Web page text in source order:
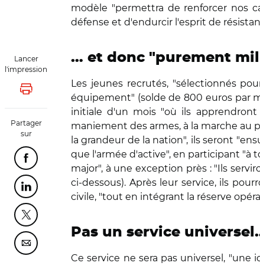
Lancer
l'impression
Lancer l'impression
Partager
sur
Partager cette page sur Facebook
Partager cette page sur Linkedin
Partager cette page sur Twitter
Partager cette page sur Courriel
modèle "permettra de renforcer nos
défense et d'endurcir l'esprit de
… et donc "purement
Les jeunes recrutés, "sélectionnés
équipement" (solde de 800 euros par
initiale d'un mois "où ils
maniement des armes, à la marche au
la grandeur de la nation", ils seront
que l'armée d'active", en participant "à
major", à une exception près : "Ils
ci-dessous). Après leur service, ils
civile, "tout en intégrant la réserve
Pas un service
Ce service ne sera pas universel,